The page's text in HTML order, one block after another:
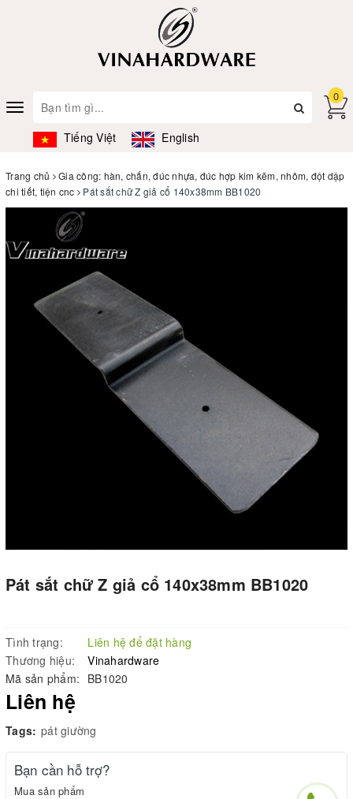
Toggle
navigation
Tiếng Việt English
0
Trang chủ
Gia công: hàn, chấn, đúc nhựa, đúc hợp kim kẽm, nhôm, đột dập
chi tiết, tiện cnc
Pát sắt chữ Z giả cổ 140x38mm BB1020
Pát sắt chữ Z giả cổ 140x38mm BB1020
Tình trạng:
Liên hệ để đặt hàng
Thương hiệu:
Vinahardware
Mã sản phẩm: BB1020
Liên hệ
Tags: pát giường
Bạn cần hỗ trợ?
Mua sản phẩm